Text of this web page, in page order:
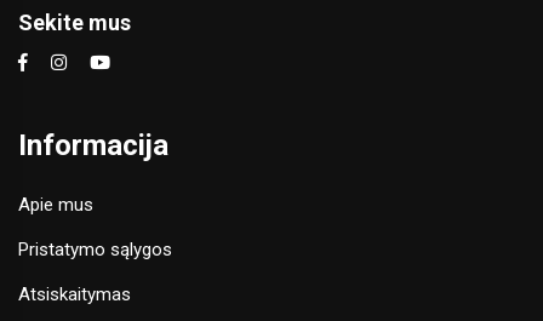
Sekite mus
Informacija
Apie mus
Pristatymo sąlygos
Atsiskaitymas